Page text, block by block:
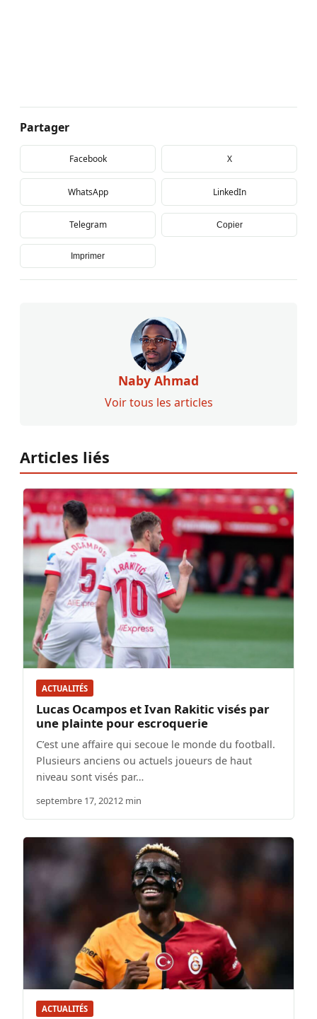
Partager
Facebook X
WhatsApp LinkedIn
Telegram Copier
Imprimer
Naby Ahmad
Voir tous les articles
Articles liés
ACTUALITÉS
Lucas Ocampos et Ivan Rakitic visés par
une plainte pour escroquerie
C’est une affaire qui secoue le monde du football.
Plusieurs anciens ou actuels joueurs de haut
niveau sont visés par…
septembre 17, 20212 min
ACTUALITÉS